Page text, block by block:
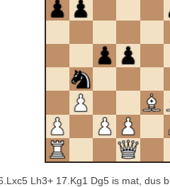
Lh3+ 17.Kg1 Dg5 is mat, dus